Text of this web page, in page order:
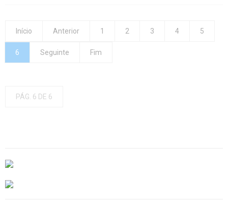
Início Anterior 1 2 3 4 5
6 Seguinte Fim
PÁG. 6 DE 6